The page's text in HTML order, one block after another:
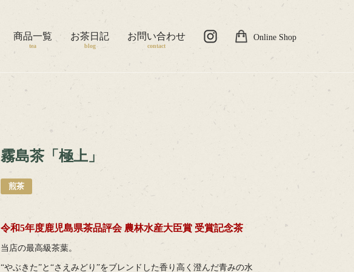
商品一覧
tea
お茶日記
blog
お問い合わせ
contact
Online Shop
霧島茶「極上」
煎茶
令和5年度鹿児島県茶品評会 農林水産大臣賞 受賞記念茶
当店の最高級茶葉。
“やぶきた”と“さえみどり”をブレンドした香り高く澄んだ青みの水